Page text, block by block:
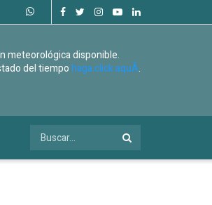
meteorológica disponible.
del tiempohaga click aquÃ­.